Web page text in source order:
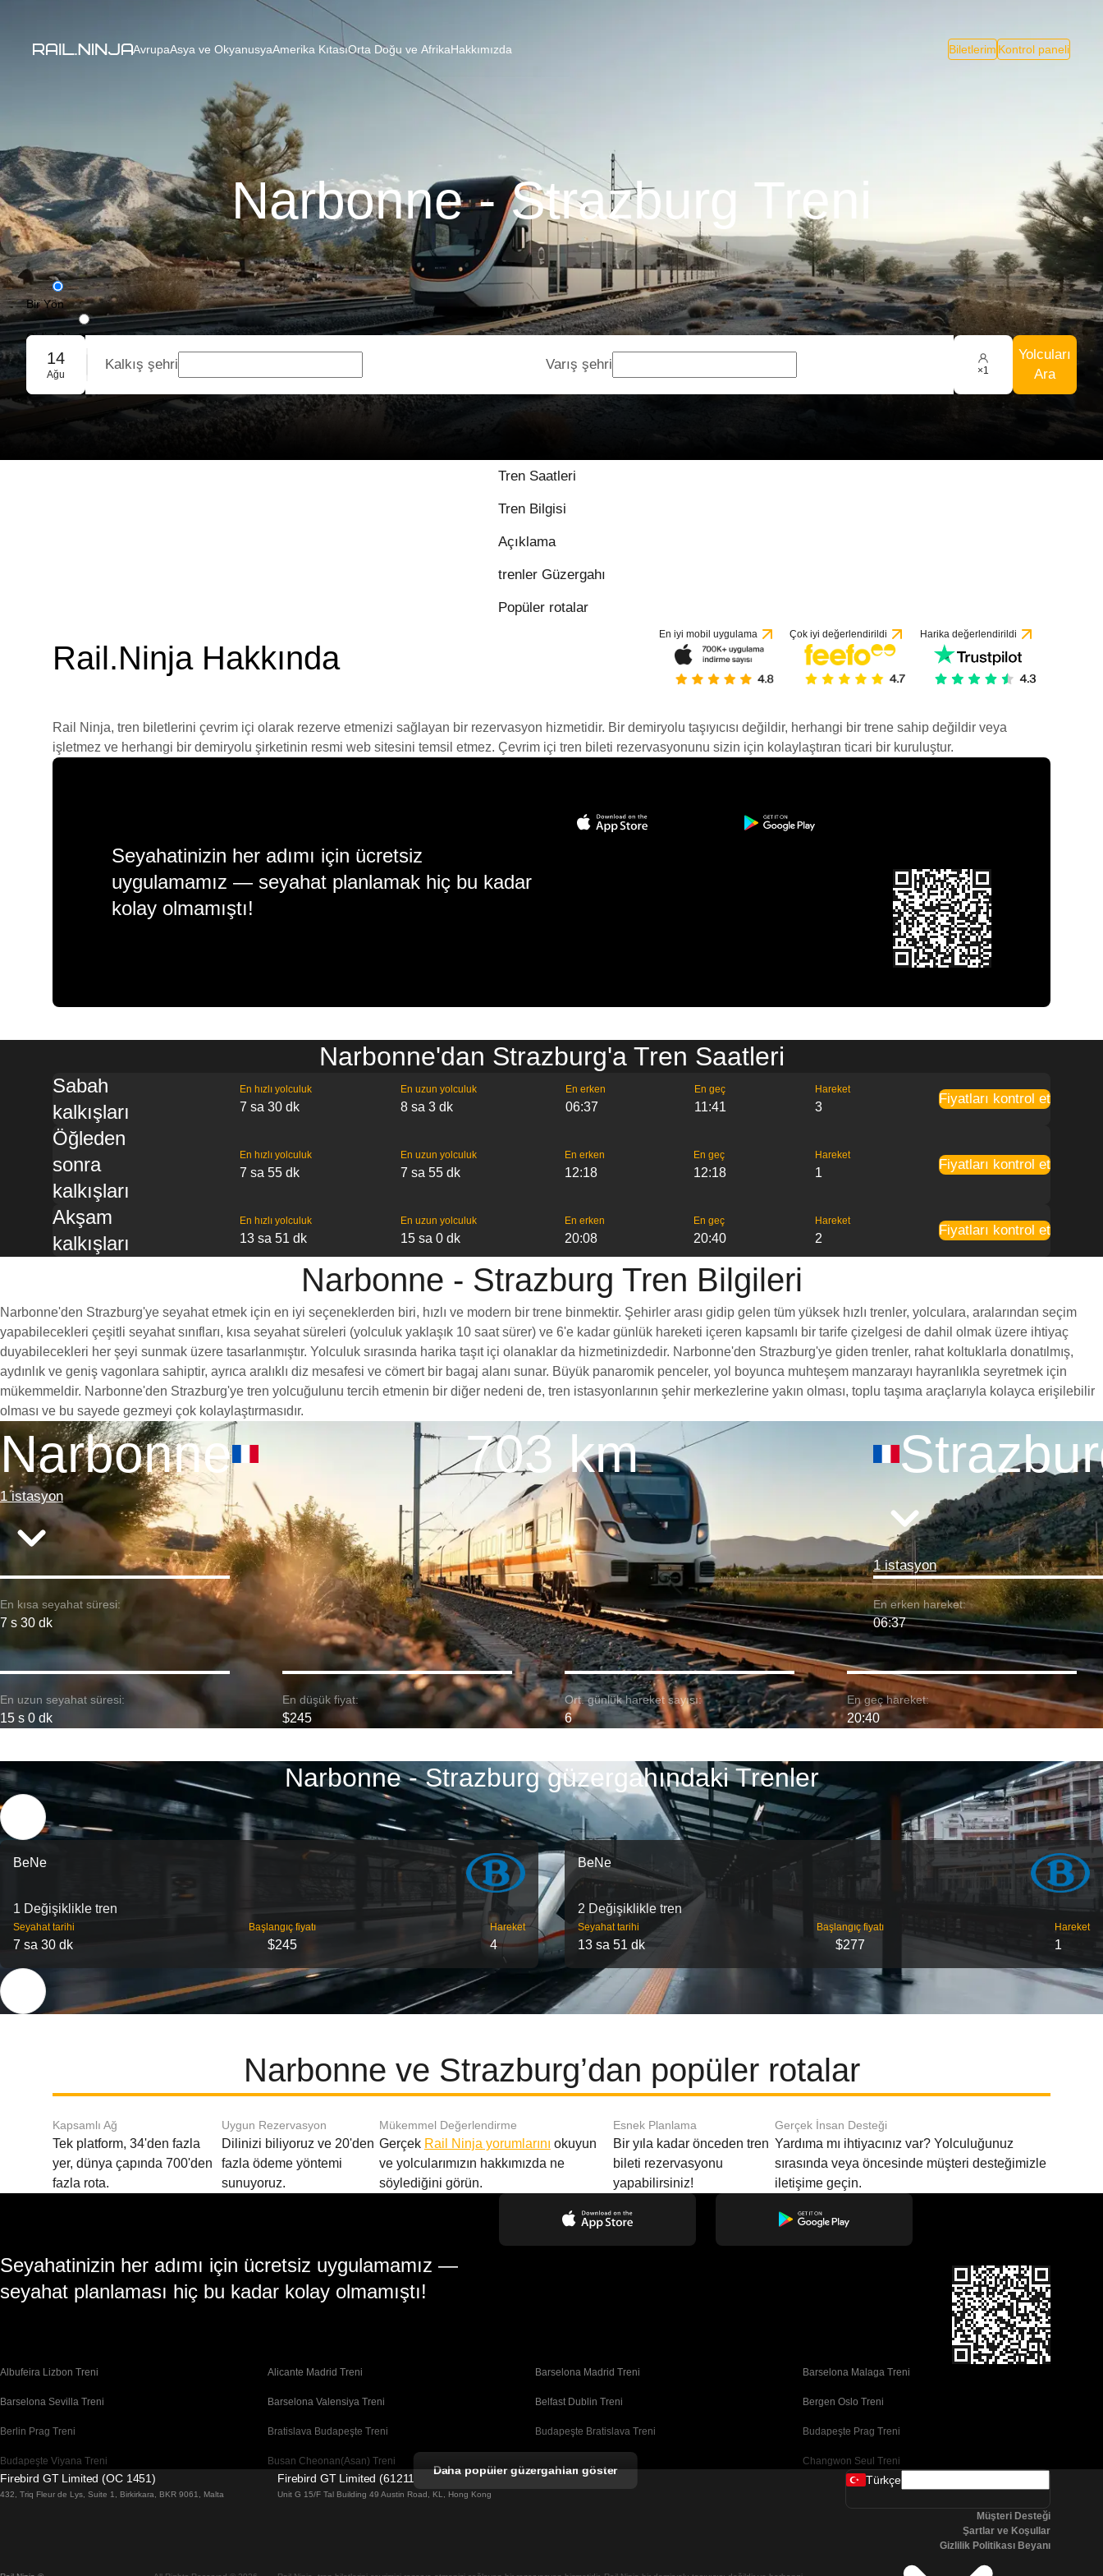
AvrupaAsya ve OkyanusyaAmerika KıtasıOrta Doğu ve AfrikaHakkımızda Biletlerim Kontrol paneli
Narbonne - Strazburg Treni
Bir Yön
Gidiş-Dönüş
Grup Rezervasyonu
14
Ağu
Kalkış şehri Varış şehri ×1
Yolcuları
Ara
Tren Saatleri
Tren Bilgisi
Açıklama
trenler Güzergahı
Popüler rotalar
Rail.Ninja Hakkında
En iyi mobil uygulama Çok iyi değerlendirildi Harika değerlendirildi
Rail Ninja, tren biletlerini çevrim içi olarak rezerve etmenizi sağlayan bir rezervasyon hizmetidir. Bir demiryolu taşıyıcısı değildir, herhangi bir trene sahip değildir veya
işletmez ve herhangi bir demiryolu şirketinin resmi web sitesini temsil etmez. Çevrim içi tren bileti rezervasyonunu sizin için kolaylaştıran ticari bir kuruluştur.
Seyahatinizin her adımı için ücretsiz
uygulamamız — seyahat planlamak hiç bu kadar
kolay olmamıştı!
Narbonne'dan Strazburg'a Tren Saatleri
Sabah
kalkışları
En hızlı yolculuk
7 sa 30 dk
En uzun yolculuk
8 sa 3 dk
En erken
06:37
En geç
11:41
Hareket
3
Fiyatları kontrol et
Öğleden
sonra
kalkışları
En hızlı yolculuk
7 sa 55 dk
En uzun yolculuk
7 sa 55 dk
En erken
12:18
En geç
12:18
Hareket
1
Fiyatları kontrol et
Akşam
kalkışları
En hızlı yolculuk
13 sa 51 dk
En uzun yolculuk
15 sa 0 dk
En erken
20:08
En geç
20:40
Hareket
2
Fiyatları kontrol et
Narbonne - Strazburg Tren Bilgileri
Narbonne'den Strazburg'ye seyahat etmek için en iyi seçeneklerden biri, hızlı ve modern bir trene binmektir. Şehirler arası gidip gelen tüm yüksek hızlı trenler, yolculara, aralarından seçim
yapabilecekleri çeşitli seyahat sınıfları, kısa seyahat süreleri (yolculuk yaklaşık 10 saat sürer) ve 6'e kadar günlük hareketi içeren kapsamlı bir tarife çizelgesi de dahil olmak üzere ihtiyaç
duyabilecekleri her şeyi sunmak üzere tasarlanmıştır. Yolculuk sırasında harika taşıt içi olanaklar da hizmetinizdedir. Narbonne'den Strazburg'ye giden trenler, rahat koltuklarla donatılmış,
aydınlık ve geniş vagonlara sahiptir, ayrıca aralıklı diz mesafesi ve cömert bir bagaj alanı sunar. Büyük panaromik penceler, yol boyunca muhteşem manzarayı hayranlıkla seyretmek için
mükemmeldir. Narbonne'den Strazburg'ye tren yolcuğulunu tercih etmenin bir diğer nedeni de, tren istasyonlarının şehir merkezlerine yakın olması, toplu taşıma araçlarıyla kolayca erişilebilir
olması ve bu sayede gezmeyi çok kolaylaştırmasıdır.
Narbonne
1 istasyon
703 km
1 istasyon
En kısa seyahat süresi:
7 s 30 dk
En erken hareket:
06:37
En uzun seyahat süresi:
15 s 0 dk
En düşük fiyat:
$245
Ort. günlük hareket sayısı:
6
En geç hareket:
20:40
Narbonne - Strazburg güzergahındaki Trenler
BeNe
1 Değişiklikle tren
Seyahat tarihi
7 sa 30 dk
Başlangıç ​​fiyatı
$245
Hareket
4
BeNe
2 Değişiklikle tren
Seyahat tarihi
13 sa 51 dk
Başlangıç ​​fiyatı
$277
Hareket
1
Narbonne ve Strazburg’dan popüler rotalar
Kapsamlı Ağ
Tek platform, 34'den fazla
yer, dünya çapında 700'den
fazla rota.
Uygun Rezervasyon
Dilinizi biliyoruz ve 20'den
fazla ödeme yöntemi
sunuyoruz.
Mükemmel Değerlendirme
Gerçek Rail Ninja yorumlarını okuyun
ve yolcularımızın hakkımızda ne
söylediğini görün.
Esnek Planlama
Bir yıla kadar önceden tren
bileti rezervasyonu
yapabilirsiniz!
Gerçek İnsan Desteği
Yardıma mı ihtiyacınız var? Yolculuğunuz
sırasında veya öncesinde müşteri desteğimizle
iletişime geçin.
Seyahatinizin her adımı için ücretsiz uygulamamız —
seyahat planlaması hiç bu kadar kolay olmamıştı!
Albufeira Lizbon Treni Alicante Madrid Treni Barselona Madrid Treni Barselona Malaga Treni
Barselona Sevilla Treni Barselona Valensiya Treni Belfast Dublin Treni Bergen Oslo Treni
Berlin Prag Treni Bratislava Budapeşte Treni Budapeşte Bratislava Treni Budapeşte Prag Treni
Budapeşte Viyana Treni Busan Cheonan(Asan) Treni Changwon Seul Treni
Cheonan(Asan) Busan Treni Coimbra Lizbon Treni
Daha popüler güzergahları göster
Firebird GT Limited (OC 1451)
432, Triq Fleur de Lys, Suite 1, Birkirkara, BKR 9061, Malta
Firebird GT Limited (61211989)
Unit G 15/F Tal Building 49 Austin Road, KL, Hong Kong
Türkçe
Müşteri Desteği
Şartlar ve Koşullar
Gizlilik Politikası Beyanı